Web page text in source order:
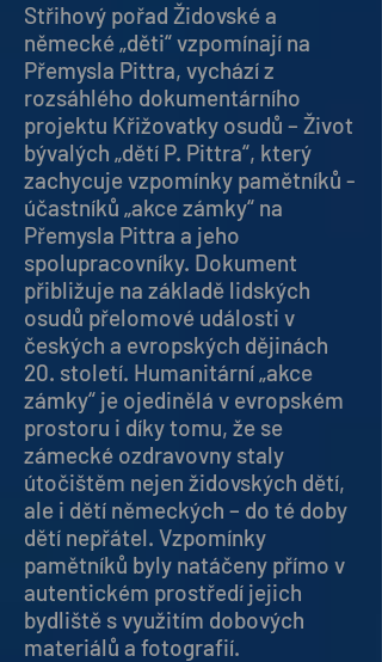
Střihový pořad Židovské a
německé „děti“ vzpomínají na
Přemysla Pittra, vychází z
rozsáhlého dokumentárního
projektu Křižovatky osudů – Život
bývalých „dětí P. Pittra“, který
zachycuje vzpomínky pamětníků -
účastníků „akce zámky“ na
Přemysla Pittra a jeho
spolupracovníky. Dokument
přibližuje na základě lidských
osudů přelomové události v
českých a evropských dějinách
20. století. Humanitární „akce
zámky“ je ojedinělá v evropském
prostoru i díky tomu, že se
zámecké ozdravovny staly
útočištěm nejen židovských dětí,
ale i dětí německých – do té doby
dětí nepřátel. Vzpomínky
pamětníků byly natáčeny přímo v
autentickém prostředí jejich
bydliště s využitím dobových
materiálů a fotografií.